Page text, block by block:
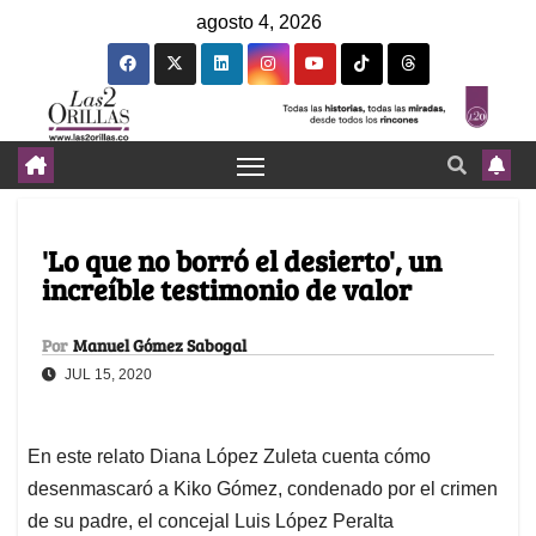
agosto 4, 2026
'Lo que no borró el desierto', un
increíble testimonio de valor
Por Manuel Gómez Sabogal
JUL 15, 2020
En este relato Diana López Zuleta cuenta cómo
desenmascaró a Kiko Gómez, condenado por el crimen
de su padre, el concejal Luis López Peralta